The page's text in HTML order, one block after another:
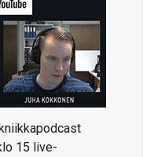
15 live-